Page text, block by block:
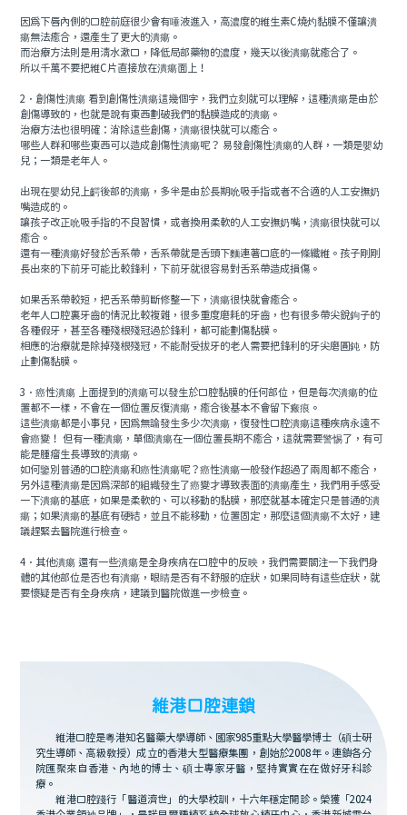
因為下唇內側的口腔前庭很少會有唾液進入，高濃度的維生素C燒灼黏膜不僅讓潰
瘍無法癒合，還產生了更大的潰瘍。
而治療方法則是用清水漱口，降低局部藥物的濃度，幾天以後潰瘍就癒合了。
所以千萬不要把維C片直接放在潰瘍面上！
2．創傷性潰瘍 看到創傷性潰瘍這幾個字，我們立刻就可以理解，這種潰瘍是由於
創傷導致的，也就是說有東西劃破我們的黏膜造成的潰瘍。
治療方法也很明確：消除這些創傷，潰瘍很快就可以癒合。
哪些人群和哪些東西可以造成創傷性潰瘍呢？ 易發創傷性潰瘍的人群，一類是嬰幼
兒；一類是老年人。
出現在嬰幼兒上齶後部的潰瘍，多半是由於長期吮吸手指或者不合適的人工安撫奶
嘴造成的。
讓孩子改正吮吸手指的不良習慣，或者換用柔軟的人工安撫奶嘴，潰瘍很快就可以
癒合。
還有一種潰瘍好發於舌系帶，舌系帶就是舌頭下麵連著口底的一條纖維。孩子剛剛
長出來的下前牙可能比較鋒利，下前牙就很容易對舌系帶造成損傷。
如果舌系帶較短，把舌系帶剪斷修整一下，潰瘍很快就會癒合。
老年人口腔裏牙齒的情況比較複雜，很多重度磨耗的牙齒，也有很多帶尖銳鉤子的
各種假牙，甚至各種殘根殘冠過於鋒利，都可能劃傷黏膜。
相應的治療就是除掉殘根殘冠，不能耐受拔牙的老人需要把鋒利的牙尖磨圓鈍，防
止劃傷黏膜。
3．癌性潰瘍 上面提到的潰瘍可以發生於口腔黏膜的任何部位，但是每次潰瘍的位
置都不一樣，不會在一個位置反復潰瘍，癒合後基本不會留下瘢痕。
這些潰瘍都是小事兒，因為無論發生多少次潰瘍，復發性口腔潰瘍這種疾病永遠不
會癌變！ 但有一種潰瘍，單個潰瘍在一個位置長期不癒合，這就需要警惕了，有可
能是腫瘤生長導致的潰瘍。
如何鑒別普通的口腔潰瘍和癌性潰瘍呢？癌性潰瘍一般發作超過了兩周都不癒合，
另外這種潰瘍是因為深部的組織發生了癌變才導致表面的潰瘍產生，我們用手感受
一下潰瘍的基底，如果是柔軟的、可以移動的黏膜，那麼就基本確定只是普通的潰
瘍；如果潰瘍的基底有硬結，並且不能移動，位置固定，那麼這個潰瘍不太好，建
議趕緊去醫院進行檢查。
4．其他潰瘍 還有一些潰瘍是全身疾病在口腔中的反映，我們需要關注一下我們身
體的其他部位是否也有潰瘍，眼睛是否有不舒服的症狀，如果同時有這些症狀，就
要懷疑是否有全身疾病，建議到醫院做進一步檢查。
維港口腔連鎖
維港口腔是粵港知名醫藥大學導師、國家985重點大學醫學博士（碩士研
究生導師、高級教授）成立的香港大型醫療集團，創始於2008年。連鎖各分
院匯聚來自香港、內地的博士、碩士專家牙醫，堅持實實在在做好牙科診
療。
維港口腔踐行「醫道濟世」的大學校訓，十六年穩定開診。榮獲「2024